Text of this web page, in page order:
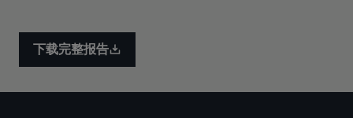
下载完整报告